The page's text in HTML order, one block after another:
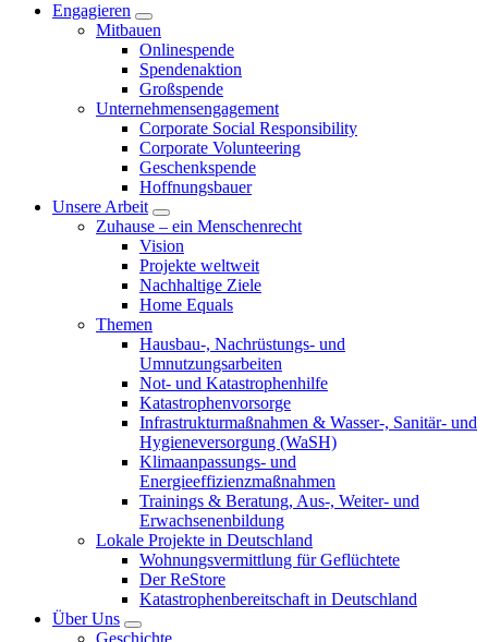
Engagieren
Mitbauen
Onlinespende
Spendenaktion
Großspende
Unternehmensengagement
Corporate Social Responsibility
Corporate Volunteering
Geschenkspende
Hoffnungsbauer
Unsere Arbeit
Zuhause – ein Menschenrecht
Vision
Projekte weltweit
Nachhaltige Ziele
Home Equals
Themen
Hausbau-, Nachrüstungs- und
Umnutzungsarbeiten
Not- und Katastrophenhilfe
Katastrophen­vorsorge
Infrastrukturmaßnahmen & Wasser-, Sanitär- und
Hygieneversorgung (WaSH)
Klimaanpassungs- und
Energieeffizienzmaßnahmen
Trainings & Beratung, Aus-, Weiter- und
Erwachsenenbildung
Lokale Projekte in Deutschland
Wohnungsvermittlung für Geflüchtete
Der ReStore
Katastrophenbereitschaft in Deutschland
Über Uns